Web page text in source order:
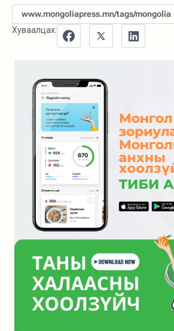
www.mongoliapress.mn/tags/mongolia
Хуваалцах: